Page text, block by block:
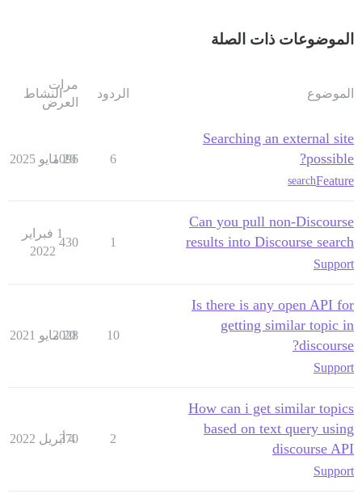
الموضوعات ذات الصلة
الموضوع الردود
مرات
العرض
النشاط
Searching an external site
possible?
Feature
search
6
1096
20 مايو 2025
Can you pull non-Discourse
results into Discourse search
Support
1
430
1 فبراير
2022
Is there is any open API for
getting similar topic in
discourse?
Support
10
2028
20 مايو 2021
How can i get similar topics
based on text query using
discourse API
Support
2
370
4 أبريل 2022